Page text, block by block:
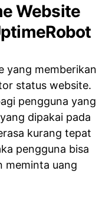
Website
yang memberikan
status website.
pengguna yang
dipakai pada
kurang tepat
pengguna bisa
meminta uang